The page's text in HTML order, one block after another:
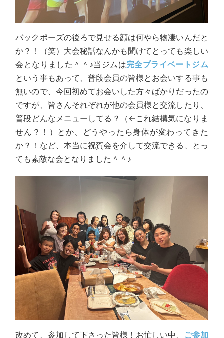
バックポーズの後ろで見せる顔は何やら物凄いんだと
か？！（笑）大会秘話なんかも聞けてとっても楽しい
会となりました＾＾♪当ジムは完全プライベートジム
という事もあって、普段会員の皆様とお会いする事も
無いので、今回初めてお会いした方々ばかりだったの
ですが、皆さんそれぞれが他の会員様と交流したり、
普段どんなメニューしてる？（←これ結構気になりま
せん？！）とか、どうやったら身体が変わってきた
か？！など、本当に祝賀会を介して交流できる、とっ
ても素敵な会となりました＾＾♪
改めて、参加して下さった皆様！お忙しい中、 ご参加